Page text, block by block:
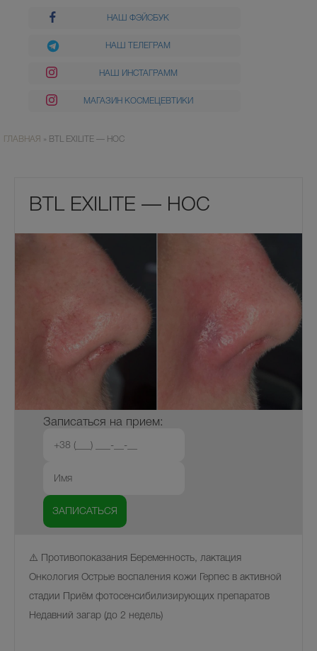
НАШ ФЭЙСБУК
НАШ ТЕЛЕГРАМ
НАШ ИНСТАГРАММ
МАГАЗИН КОСМЕЦЕВТИКИ
ГЛАВНАЯ » BTL EXILITE — НОС
BTL EXILITE — НОС
Записаться на прием:
⚠️ Противопоказания Беременность, лактация
Онкология Острые воспаления кожи Герпес в активной
стадии Приём фотосенсибилизирующих препаратов
Недавний загар (до 2 недель)